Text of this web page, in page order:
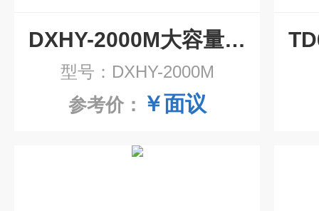
DXHY-2000M大容量恒温培养摇床
型号：DXHY-2000M
参考价： ￥面议